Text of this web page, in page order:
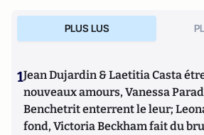
PLUS LUS
1Jean Dujardin & Laetitia Casta
nouveaux amours, Vanessa
Benchetrit enterrent le leur;
fond, Victoria Beckham fait du